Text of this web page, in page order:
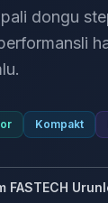
dongu
Kompakt
FASTECH